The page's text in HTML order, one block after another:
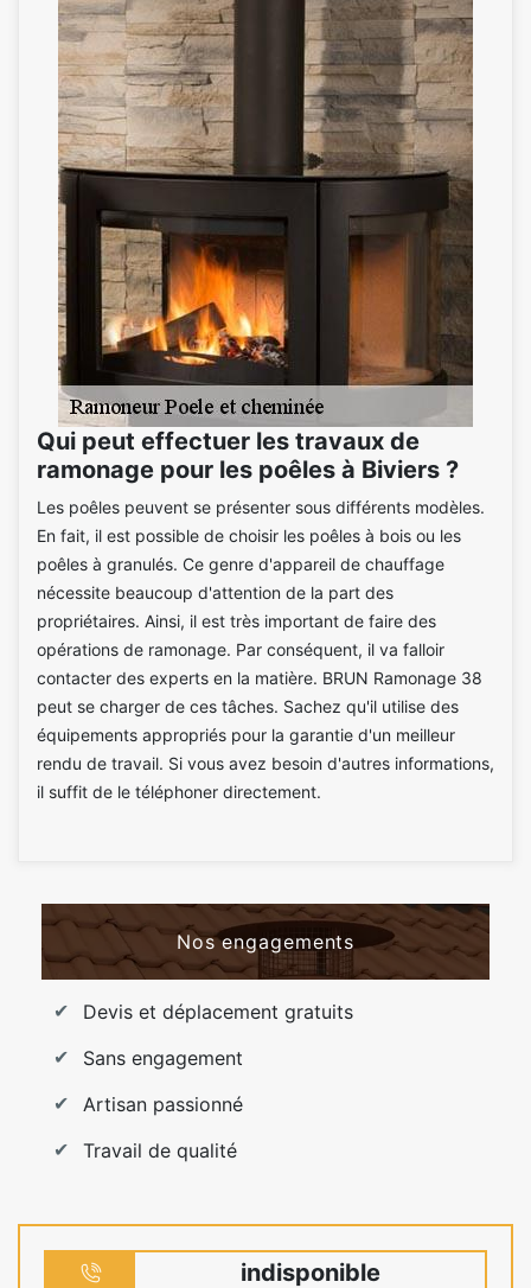
Qui peut effectuer les travaux de
ramonage pour les poêles à Biviers ?
Les poêles peuvent se présenter sous différents modèles.
En fait, il est possible de choisir les poêles à bois ou les
poêles à granulés. Ce genre d'appareil de chauffage
nécessite beaucoup d'attention de la part des
propriétaires. Ainsi, il est très important de faire des
opérations de ramonage. Par conséquent, il va falloir
contacter des experts en la matière. BRUN Ramonage 38
peut se charger de ces tâches. Sachez qu'il utilise des
équipements appropriés pour la garantie d'un meilleur
rendu de travail. Si vous avez besoin d'autres informations,
il suffit de le téléphoner directement.
Nos engagements
Devis et déplacement gratuits
Sans engagement
Artisan passionné
Travail de qualité
indisponible